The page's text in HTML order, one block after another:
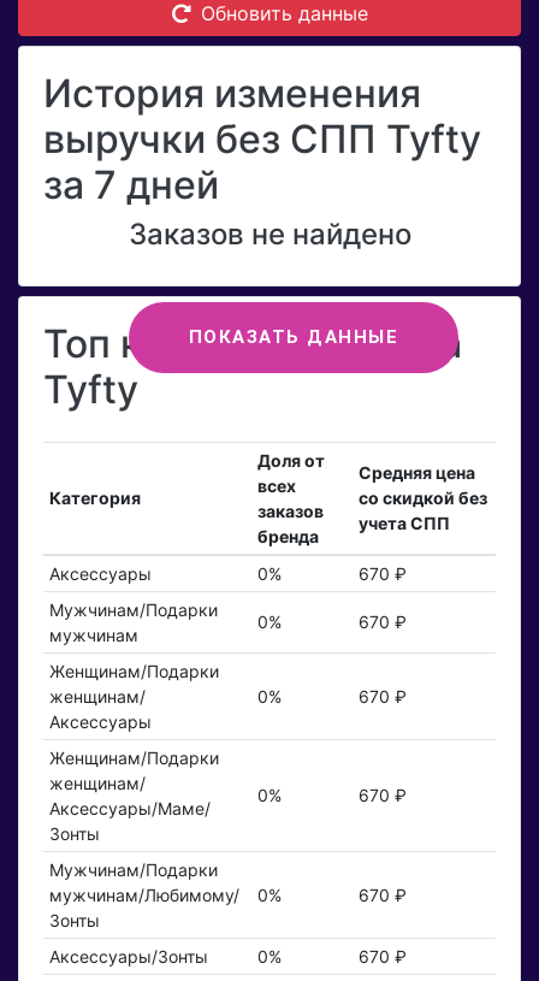
Обновить данные
История изменения
выручки без СПП Tyfty
за 7 дней
ПОКАЗАТЬ ДАННЫЕ
Заказов не найдено
Топ категорий бренда
Tyfty
Категория
Доля от
всех
заказов
бренда
Средняя цена
со скидкой без
учета СПП
Аксессуары 0%
670 ₽
Мужчинам/Подарки
мужчинам
0% 670 ₽
Женщинам/Подарки
женщинам/
Аксессуары
0% 670 ₽
Женщинам/Подарки
женщинам/
Аксессуары/Маме/
Зонты
0% 670 ₽
Мужчинам/Подарки
мужчинам/Любимому/
Зонты
0% 670 ₽
Аксессуары/Зонты 0%
670 ₽